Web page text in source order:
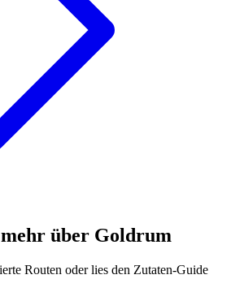
über Goldrum
Routen oder lies den Zutaten-Guide